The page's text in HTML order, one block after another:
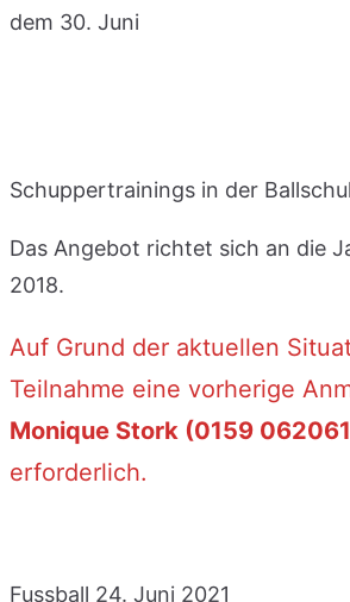
dem 30. Juni
Schuppertrainings in der
Das Angebot richtet sich an die
2018.
Auf Grund der aktuellen
Teilnahme eine vorherige
Monique Stork (0159
erforderlich.
Fussball 24. Juni 2021